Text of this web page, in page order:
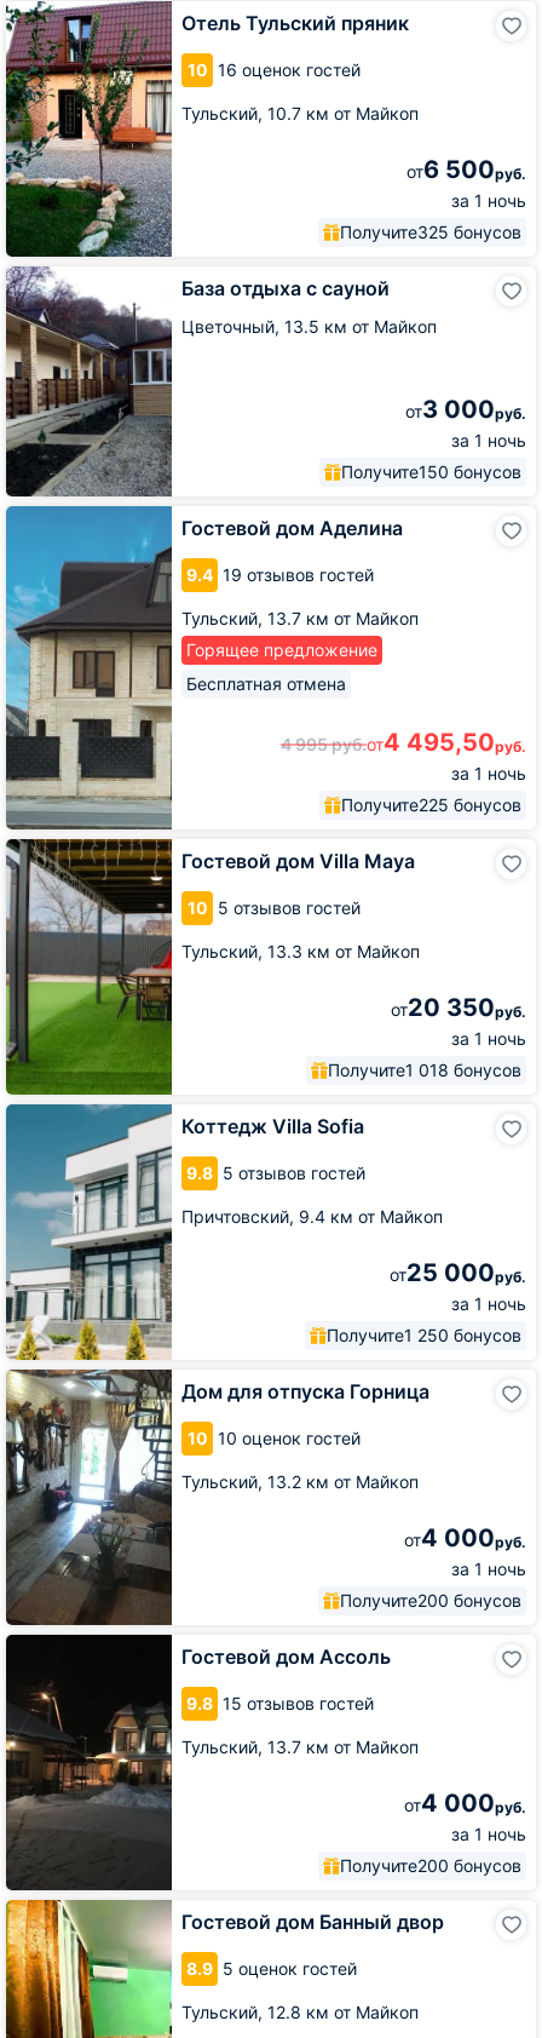
Отель Тульский пряник
10 16 оценок гостей
Тульский, 10.7 км от Майкоп
от6 500руб.
за 1 ночь
Получите325 бонусов
Отель
Тульский
пряник
База отдыха с сауной
Цветочный, 13.5 км от Майкоп
от3 000руб.
за 1 ночь
Получите150 бонусов
База
отдыха
с
сауной
Гостевой дом Аделина
9.4 19 отзывов гостей
Тульский, 13.7 км от Майкоп
Горящее предложение
Бесплатная отмена
4 995руб.от4 495,50руб.
за 1 ночь
Получите225 бонусов
Гостевой
Аделина
Гостевой дом Villa Maya
10 5 отзывов гостей
Тульский, 13.3 км от Майкоп
от20 350руб.
за 1 ночь
Получите1 018 бонусов
Гостевой
дом
Maya
Коттедж Villa Sofia
9.8 5 отзывов гостей
Причтовский, 9.4 км от Майкоп
от25 000руб.
за 1 ночь
Получите1 250 бонусов
Коттедж
Дом для отпуска Горница
10 10 оценок гостей
Тульский, 13.2 км от Майкоп
от4 000руб.
за 1 ночь
Получите200 бонусов
Дом
для
отпуска
Горница
Гостевой дом Ассоль
9.8 15 отзывов гостей
Тульский, 13.7 км от Майкоп
от4 000руб.
за 1 ночь
Получите200 бонусов
Гостевой
Ассоль
Гостевой дом Банный двор
8.9 5 оценок гостей
Тульский, 12.8 км от Майкоп
Гостевой
дом
Банный
двор